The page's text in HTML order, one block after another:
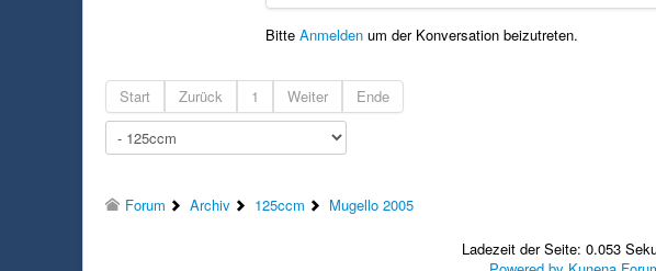
BitteAnmelden um der Konversation beizutreten.
Start Zurück 1 Weiter Ende
Forum
Archiv 125ccm Mugello 2005
Ladezeit der Seite: 0.053